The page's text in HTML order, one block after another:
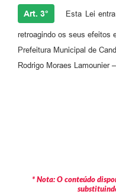
Orientações COVID-19
Contratos
Carta de Serviços
Transparência dos
combate à pandemia do
Art. 3° Esta Lei
retroagindo os seus efeitos
Prefeitura Municipal de
Rodrigo Moraes Lamounier
* Nota: O conteúdo